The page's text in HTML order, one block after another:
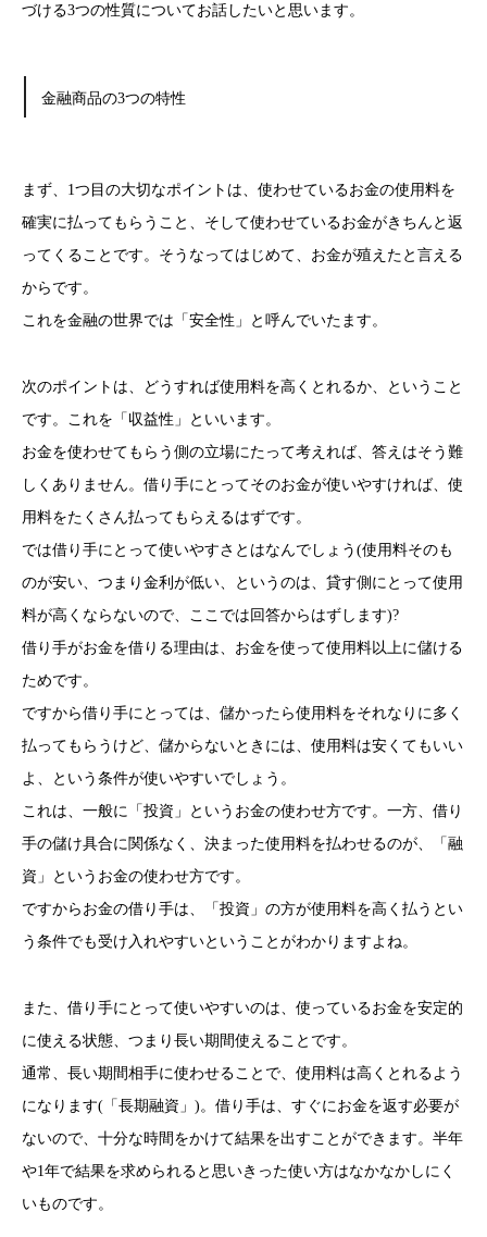
づける3つの性質についてお話したいと思います。
金融商品の3つの特性
まず、1つ目の大切なポイントは、使わせているお金の使用料を
確実に払ってもらうこと、そして使わせているお金がきちんと返
ってくることです。そうなってはじめて、お金が殖えたと言える
からです。
これを金融の世界では「安全性」と呼んでいたます。
次のポイントは、どうすれば使用料を高くとれるか、ということ
です。これを「収益性」といいます。
お金を使わせてもらう側の立場にたって考えれば、答えはそう難
しくありません。借り手にとってそのお金が使いやすければ、使
用料をたくさん払ってもらえるはずです。
では借り手にとって使いやすさとはなんでしょう(使用料そのも
のが安い、つまり金利が低い、というのは、貸す側にとって使用
料が高くならないので、ここでは回答からはずします)?
借り手がお金を借りる理由は、お金を使って使用料以上に儲ける
ためです。
ですから借り手にとっては、儲かったら使用料をそれなりに多く
払ってもらうけど、儲からないときには、使用料は安くてもいい
よ、という条件が使いやすいでしょう。
これは、一般に「投資」というお金の使わせ方です。一方、借り
手の儲け具合に関係なく、決まった使用料を払わせるのが、「融
資」というお金の使わせ方です。
ですからお金の借り手は、「投資」の方が使用料を高く払うとい
う条件でも受け入れやすいということがわかりますよね。
また、借り手にとって使いやすいのは、使っているお金を安定的
に使える状態、つまり長い期間使えることです。
通常、長い期間相手に使わせることで、使用料は高くとれるよう
になります(「長期融資」)。借り手は、すぐにお金を返す必要が
ないので、十分な時間をかけて結果を出すことができます。半年
や1年で結果を求められると思いきった使い方はなかなかしにく
いものです。